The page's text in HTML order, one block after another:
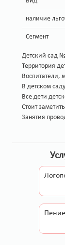
наличие
Сегмент
Детский сад №
Территория
Воспитатели,
В детском
Все дети
Стоит
Занятия
Пение